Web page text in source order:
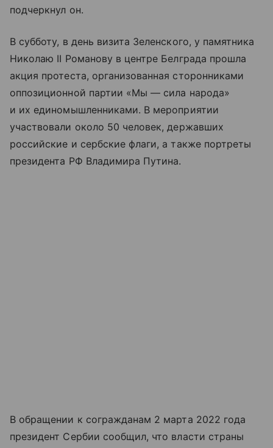
подчеркнул он.
В субботу, в день визита Зеленского, у памятника
Николаю II Романову в центре Белграда прошла
акция протеста, организованная сторонниками
оппозиционной партии «Мы — сила народа»
и их единомышленниками. В мероприятии
участвовали около 50 человек, державших
российские и сербские флаги, а также портреты
президента РФ Владимира Путина.
В обращении к согражданам 2 марта 2022 года
президент Сербии сообщил, что власти страны